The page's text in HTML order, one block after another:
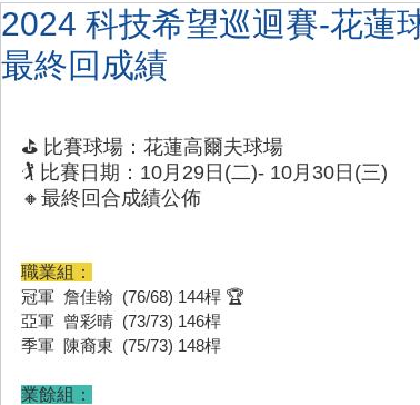
2024 科技希望巡迴賽-花蓮
最終回成績
⛳️ 比賽球場：花蓮高爾夫球場
🏌️ 比賽日期： 10月29日(二)- 10月30日(三)
🔸最終回合成績公佈
職業組：
冠軍  詹佳翰  (76/68) 144桿 🏆
亞軍  曾彩晴  (73/73) 146桿
季軍  陳裔東  (75/73) 148桿
業餘組：